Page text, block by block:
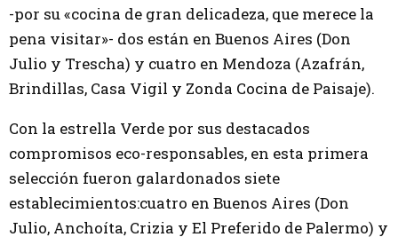
-por su «cocina de gran delicadeza, que merece la
pena visitar»- dos están en Buenos Aires (Don
Julio y Trescha) y cuatro en Mendoza (Azafrán,
Brindillas, Casa Vigil y Zonda Cocina de Paisaje).
Con la estrella Verde por sus destacados
compromisos eco-responsables, en esta primera
selección fueron galardonados siete
establecimientos:cuatro en Buenos Aires (Don
Julio, Anchoíta, Crizia y El Preferido de Palermo) y